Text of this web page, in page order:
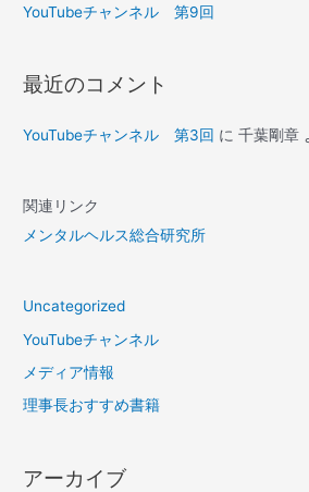
YouTubeチャンネル 第9回
最近のコメント
YouTubeチャンネル 第3回 に千葉剛章
関連リンク
メンタルヘルス総合研究所
Uncategorized
YouTubeチャンネル
メディア情報
理事長おすすめ書籍
アーカイブ